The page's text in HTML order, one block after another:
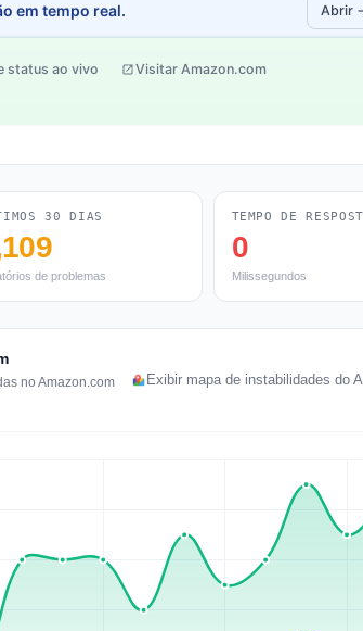
em tempo real. Abrir
status ao vivo Visitar Amazon.com
30 DIAS
de problemas
TEMPO DE
0
Milissegundos
no Amazon.com
Exibir mapa de instabilidades do